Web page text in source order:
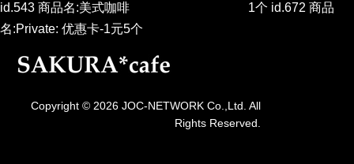
id.543 商品名:美式咖啡
1个 id.672 商品
名:Private: 优惠卡-1元5个
Copyright © 2026 JOC-NETWORK Co.,Ltd. All
Rights Reserved.